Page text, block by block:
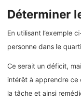
Déterminer
En utilisant l’exemple
personne dans le
Ce serait un déficit,
intérêt à apprendre ce
la tâche et ainsi